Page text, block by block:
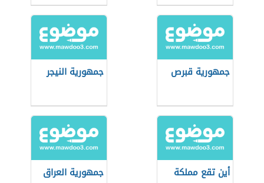
جمهورية قبرص جمهورية النيجر
أين تقع مملكة
جمهورية العراق